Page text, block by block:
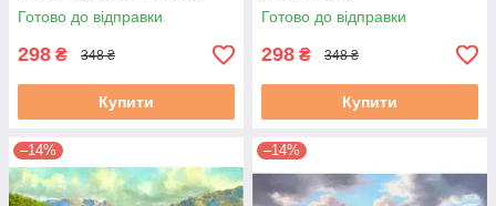
Готово до відправки
298 ₴ 348 ₴
Купити
Готово до відправки
298 ₴ 348 ₴
Купити
–14% –14%